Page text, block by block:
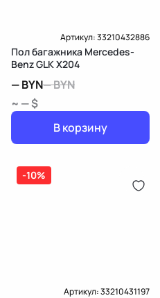
Артикул:33210432886
Пол багажника Mercedes-
Benz GLK X204
—BYN—BYN
~ — $
В корзину
-10%
Артикул:33210431197